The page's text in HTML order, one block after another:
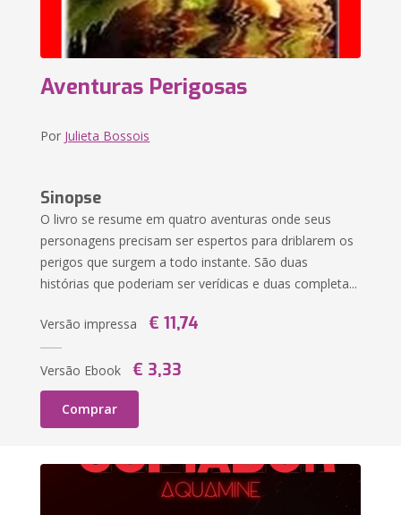
Aventuras Perigosas
Por Julieta Bossois
Sinopse
O livro se resume em quatro aventuras onde seus
personagens precisam ser espertos para driblarem os
perigos que surgem a todo instante. São duas
histórias que poderiam ser verídicas e duas completa...
Versão impressa € 11,74
Versão Ebook € 3,33
Comprar